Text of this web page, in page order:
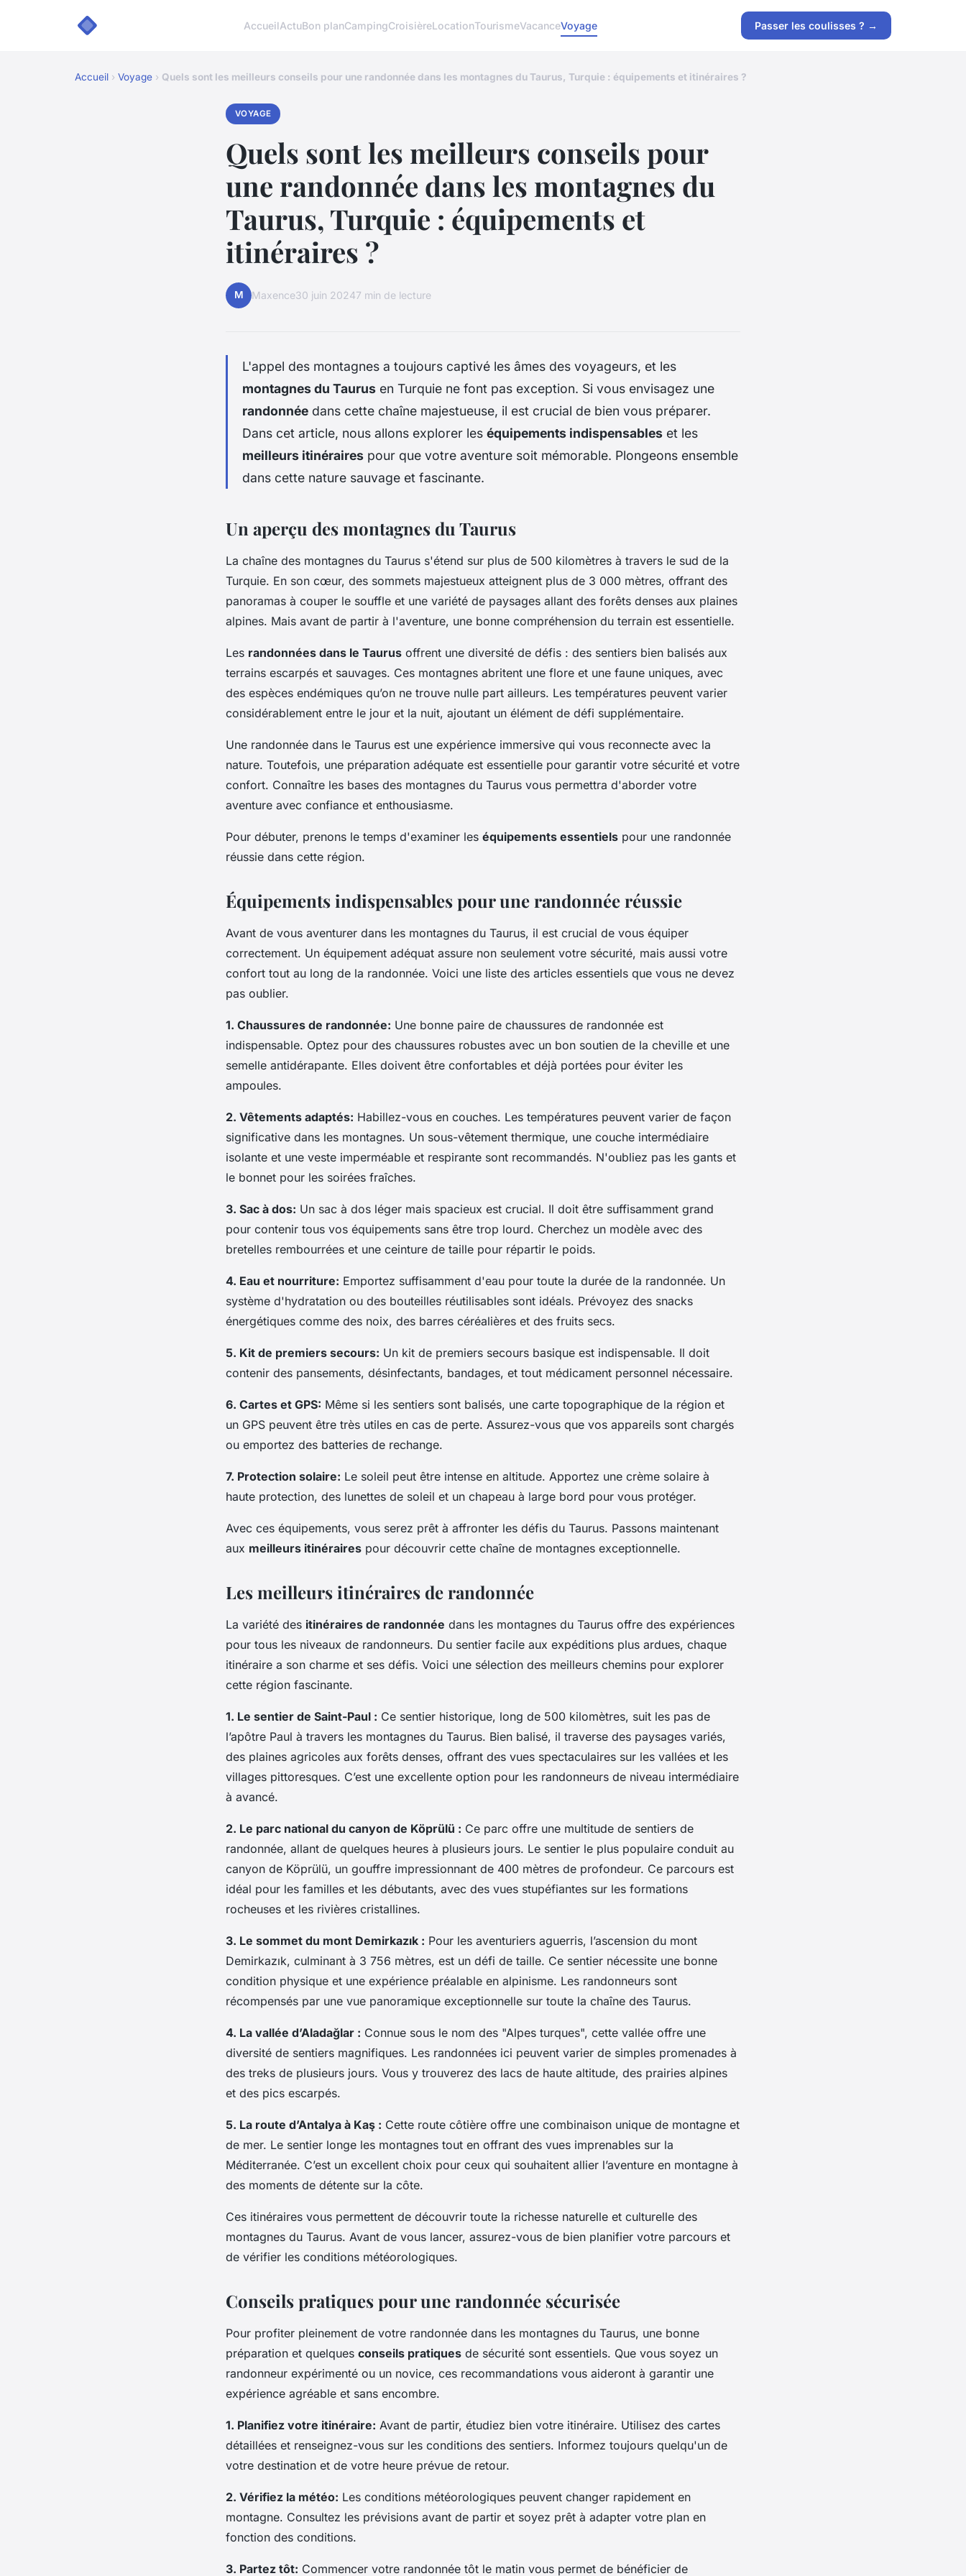
AccueilActuBon planCampingCroisièreLocationTourismeVacanceVoyage Passer les coulisses ? →
Accueil › Voyage › Quels sont les meilleurs conseils pour une randonnée dans les montagnes du Taurus, Turquie : équipements et itinéraires ?
VOYAGE
Quels sont les meilleurs conseils pour
une randonnée dans les montagnes du
Taurus, Turquie : équipements et
itinéraires ?
M Maxence30 juin 20247 min de lecture
L'appel des montagnes a toujours captivé les âmes des voyageurs, et les
montagnes du Taurus en Turquie ne font pas exception. Si vous envisagez une
randonnée dans cette chaîne majestueuse, il est crucial de bien vous préparer.
Dans cet article, nous allons explorer les équipements indispensables et les
meilleurs itinéraires pour que votre aventure soit mémorable. Plongeons ensemble
dans cette nature sauvage et fascinante.
Un aperçu des montagnes du Taurus
La chaîne des montagnes du Taurus s'étend sur plus de 500 kilomètres à travers le sud de la
Turquie. En son cœur, des sommets majestueux atteignent plus de 3 000 mètres, offrant des
panoramas à couper le souffle et une variété de paysages allant des forêts denses aux plaines
alpines. Mais avant de partir à l'aventure, une bonne compréhension du terrain est essentielle.
Les randonnées dans le Taurus offrent une diversité de défis : des sentiers bien balisés aux
terrains escarpés et sauvages. Ces montagnes abritent une flore et une faune uniques, avec
des espèces endémiques qu’on ne trouve nulle part ailleurs. Les températures peuvent varier
considérablement entre le jour et la nuit, ajoutant un élément de défi supplémentaire.
Une randonnée dans le Taurus est une expérience immersive qui vous reconnecte avec la
nature. Toutefois, une préparation adéquate est essentielle pour garantir votre sécurité et votre
confort. Connaître les bases des montagnes du Taurus vous permettra d'aborder votre
aventure avec confiance et enthousiasme.
Pour débuter, prenons le temps d'examiner les équipements essentiels pour une randonnée
réussie dans cette région.
Équipements indispensables pour une randonnée réussie
Avant de vous aventurer dans les montagnes du Taurus, il est crucial de vous équiper
correctement. Un équipement adéquat assure non seulement votre sécurité, mais aussi votre
confort tout au long de la randonnée. Voici une liste des articles essentiels que vous ne devez
pas oublier.
1. Chaussures de randonnée: Une bonne paire de chaussures de randonnée est
indispensable. Optez pour des chaussures robustes avec un bon soutien de la cheville et une
semelle antidérapante. Elles doivent être confortables et déjà portées pour éviter les
ampoules.
2. Vêtements adaptés: Habillez-vous en couches. Les températures peuvent varier de façon
significative dans les montagnes. Un sous-vêtement thermique, une couche intermédiaire
isolante et une veste imperméable et respirante sont recommandés. N'oubliez pas les gants et
le bonnet pour les soirées fraîches.
3. Sac à dos: Un sac à dos léger mais spacieux est crucial. Il doit être suffisamment grand
pour contenir tous vos équipements sans être trop lourd. Cherchez un modèle avec des
bretelles rembourrées et une ceinture de taille pour répartir le poids.
4. Eau et nourriture: Emportez suffisamment d'eau pour toute la durée de la randonnée. Un
système d'hydratation ou des bouteilles réutilisables sont idéals. Prévoyez des snacks
énergétiques comme des noix, des barres céréalières et des fruits secs.
5. Kit de premiers secours: Un kit de premiers secours basique est indispensable. Il doit
contenir des pansements, désinfectants, bandages, et tout médicament personnel nécessaire.
6. Cartes et GPS: Même si les sentiers sont balisés, une carte topographique de la région et
un GPS peuvent être très utiles en cas de perte. Assurez-vous que vos appareils sont chargés
ou emportez des batteries de rechange.
7. Protection solaire: Le soleil peut être intense en altitude. Apportez une crème solaire à
haute protection, des lunettes de soleil et un chapeau à large bord pour vous protéger.
Avec ces équipements, vous serez prêt à affronter les défis du Taurus. Passons maintenant
aux meilleurs itinéraires pour découvrir cette chaîne de montagnes exceptionnelle.
Les meilleurs itinéraires de randonnée
La variété des itinéraires de randonnée dans les montagnes du Taurus offre des expériences
pour tous les niveaux de randonneurs. Du sentier facile aux expéditions plus ardues, chaque
itinéraire a son charme et ses défis. Voici une sélection des meilleurs chemins pour explorer
cette région fascinante.
1. Le sentier de Saint-Paul : Ce sentier historique, long de 500 kilomètres, suit les pas de
l’apôtre Paul à travers les montagnes du Taurus. Bien balisé, il traverse des paysages variés,
des plaines agricoles aux forêts denses, offrant des vues spectaculaires sur les vallées et les
villages pittoresques. C’est une excellente option pour les randonneurs de niveau intermédiaire
à avancé.
2. Le parc national du canyon de Köprülü : Ce parc offre une multitude de sentiers de
randonnée, allant de quelques heures à plusieurs jours. Le sentier le plus populaire conduit au
canyon de Köprülü, un gouffre impressionnant de 400 mètres de profondeur. Ce parcours est
idéal pour les familles et les débutants, avec des vues stupéfiantes sur les formations
rocheuses et les rivières cristallines.
3. Le sommet du mont Demirkazık : Pour les aventuriers aguerris, l’ascension du mont
Demirkazık, culminant à 3 756 mètres, est un défi de taille. Ce sentier nécessite une bonne
condition physique et une expérience préalable en alpinisme. Les randonneurs sont
récompensés par une vue panoramique exceptionnelle sur toute la chaîne des Taurus.
4. La vallée d’Aladağlar : Connue sous le nom des "Alpes turques", cette vallée offre une
diversité de sentiers magnifiques. Les randonnées ici peuvent varier de simples promenades à
des treks de plusieurs jours. Vous y trouverez des lacs de haute altitude, des prairies alpines
et des pics escarpés.
5. La route d’Antalya à Kaş : Cette route côtière offre une combinaison unique de montagne et
de mer. Le sentier longe les montagnes tout en offrant des vues imprenables sur la
Méditerranée. C’est un excellent choix pour ceux qui souhaitent allier l’aventure en montagne à
des moments de détente sur la côte.
Ces itinéraires vous permettent de découvrir toute la richesse naturelle et culturelle des
montagnes du Taurus. Avant de vous lancer, assurez-vous de bien planifier votre parcours et
de vérifier les conditions météorologiques.
Conseils pratiques pour une randonnée sécurisée
Pour profiter pleinement de votre randonnée dans les montagnes du Taurus, une bonne
préparation et quelques conseils pratiques de sécurité sont essentiels. Que vous soyez un
randonneur expérimenté ou un novice, ces recommandations vous aideront à garantir une
expérience agréable et sans encombre.
1. Planifiez votre itinéraire: Avant de partir, étudiez bien votre itinéraire. Utilisez des cartes
détaillées et renseignez-vous sur les conditions des sentiers. Informez toujours quelqu'un de
votre destination et de votre heure prévue de retour.
2. Vérifiez la météo: Les conditions météorologiques peuvent changer rapidement en
montagne. Consultez les prévisions avant de partir et soyez prêt à adapter votre plan en
fonction des conditions.
3. Partez tôt: Commencer votre randonnée tôt le matin vous permet de bénéficier de